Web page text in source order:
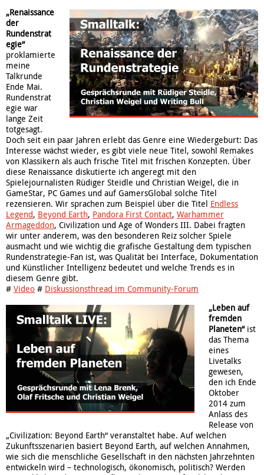
„Renaissance
der
Rundenstrat
egie“
proklamierte
meine
Talkrunde
Ende Mai.
Rundenstrat
egie war
lange Zeit
totgesagt.
Doch seit ein paar Jahren erlebt das Genre eine Wiedergeburt: Das
Interesse wächst wieder, es gibt viele neue Titel, sowohl Remakes
von Klassikern als auch frische Titel mit frischen Konzepten. Über
diese Renaissance diskutierte ich angeregt mit den
Spielejournalisten Rüdiger Steidle und Christian Weigel, die in
GameStar, PC Games und auf GamersGlobal solche Titel
rezensieren. Wir sprachen zum Beispiel über die Titel Endless
Legend, Beyond Earth, Pandora First Contact, Warhammer
Armageddon, Civilization und Age of Wonders III. Dabei fragten
wir unter anderem, was den besonderen Reiz solcher Spiele
ausmacht und wie wichtig die grafische Gestaltung dem typischen
Rundenstrategie-Fan ist, was Qualität bei Interface, Dokumentation
und Künstlicher Intelligenz bedeutet und welche Trends es in
diesem Genre gibt.
# Video # Diskussionsthread im Community-Forum
„Leben auf
fremden
Planeten“ist
das Thema
eines
Livetalks
gewesen,
den ich Ende
Oktober
2014 zum
Anlass des
Release von
„Civilization: Beyond Earth“ veranstaltet habe. Auf welchen
Zukunftsszenarien basiert Beyond Earth, auf welchen Annahmen,
wie sich die menschliche Gesellschaft in den nächsten Jahrzehnten
entwickeln wird – technologisch, ökonomisch, politisch? Werden